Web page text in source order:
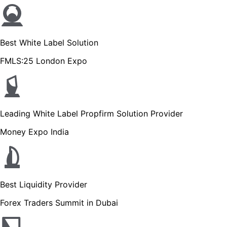
Best White Label Solution
FMLS:25 London Expo
Leading White Label Propfirm Solution Provider
Money Expo India
Best Liquidity Provider
Forex Traders Summit in Dubai